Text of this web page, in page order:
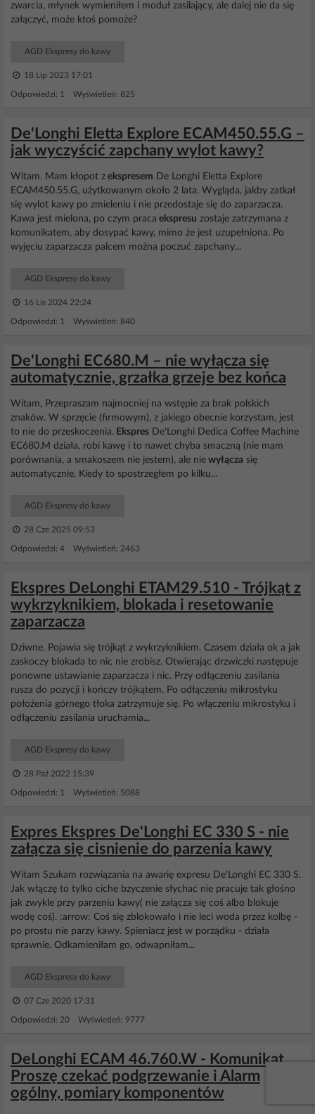
zwarcia, młynek wymieniłem i moduł zasilający, ale dalej nie da się
załączyć, może ktoś pomoże?
AGD Ekspresy do kawy
18 Lip 2023 17:01
Odpowiedzi: 1 Wyświetleń: 825
De'Longhi Eletta Explore ECAM450.55.G –
jak wyczyścić zapchany wylot kawy?
Witam. Mam kłopot z ekspresem De Longhi Eletta Explore
ECAM450.55.G, użytkowanym około 2 lata. Wygląda, jakby zatkał
się wylot kawy po zmieleniu i nie przedostaje się do zaparzacza.
Kawa jest mielona, po czym praca ekspresu zostaje zatrzymana z
komunikatem, aby dosypać kawy, mimo że jest uzupełniona. Po
wyjęciu zaparzacza palcem można poczuć zapchany...
AGD Ekspresy do kawy
16 Lis 2024 22:24
Odpowiedzi: 1 Wyświetleń: 840
De'Longhi EC680.M – nie wyłącza się
automatycznie, grzałka grzeje bez końca
Witam, Przepraszam najmocniej na wstępie za brak polskich
znaków. W sprzęcie (firmowym), z jakiego obecnie korzystam, jest
to nie do przeskoczenia. Ekspres De'Longhi Dedica Coffee Machine
EC680.M działa, robi kawę i to nawet chyba smaczną (nie mam
porównania, a smakoszem nie jestem), ale nie wyłącza się
automatycznie. Kiedy to spostrzegłem po kilku...
AGD Ekspresy do kawy
28 Cze 2025 09:53
Odpowiedzi: 4 Wyświetleń: 2463
Ekspres DeLonghi ETAM29.510 - Trójkąt z
wykrzyknikiem, blokada i resetowanie
zaparzacza
Dziwne. Pojawia się trójkąt z wykrzyknikiem. Czasem działa ok a jak
zaskoczy blokada to nic nie zrobisz. Otwierając drzwiczki następuje
ponowne ustawianie zaparzacza i nic. Przy odłączeniu zasilania
rusza do pozycji i kończy trójkątem. Po odłączeniu mikrostyku
położenia górnego tłoka zatrzymuje się. Po włączeniu mikrostyku i
odłączeniu zasilania uruchamia...
AGD Ekspresy do kawy
28 Paź 2022 15:39
Odpowiedzi: 1 Wyświetleń: 5088
Expres Ekspres De'Longhi EC 330 S - nie
załącza się cisnienie do parzenia kawy
Witam Szukam rozwiązania na awarię expresu De'Longhi EC 330 S.
Jak włączę to tylko ciche bzyczenie słychać nie pracuje tak głośno
jak zwykle przy parzeniu kawy( nie załącza się coś albo blokuje
wodę coś). :arrow: Coś się zblokowało i nie leci woda przez kolbę -
po prostu nie parzy kawy. Spieniacz jest w porządku - działa
sprawnie. Odkamieniłam go, odwapniłam...
AGD Ekspresy do kawy
07 Cze 2020 17:31
Odpowiedzi: 20 Wyświetleń: 9777
DeLonghi ECAM 46.760.W - Komunikat
Proszę czekać podgrzewanie i Alarm
ogólny, pomiary komponentów